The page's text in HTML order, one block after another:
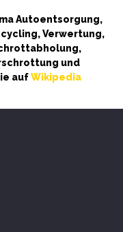
Autoentsorgung,
Verwertung,
und
aufWikipedia